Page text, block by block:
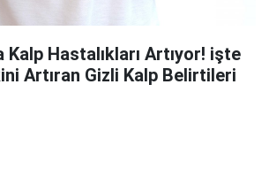
Kalp Hastalıkları Artıyor! işte
Artıran Gizli Kalp Belirtileri